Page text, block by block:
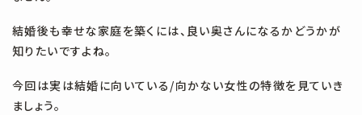
結婚後も幸せな家庭を築くには、良い奥さんになるかどうかが
知りたいですよね。
今回は実は結婚に向いている/向かない女性の特徴を見ていき
ましょう。
#かからない #かわいい子いない #きつい #さしすせそ
#わりかん